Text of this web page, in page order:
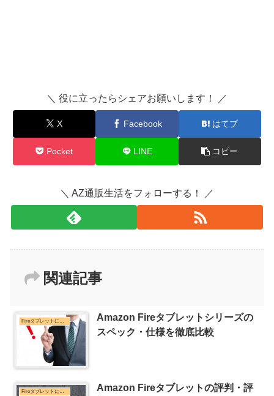
＼ 役に立ったらシェアお願いします！ ／
X Facebook はてブ
Pocket LINE コピー
＼ AZ通販生活をフォローする！ ／
関連記事
Amazon Fireタブレットシリーズの
スペック・仕様を徹底比較
Fireタブレットについて
Amazon Fireタブレットの評判・評